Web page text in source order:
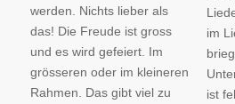
werden. Nichts lieber als
das! Die Freude ist gross
und es wird gefeiert. Im
grösseren oder im kleineren
Rahmen. Das gibt viel zu
im
ist